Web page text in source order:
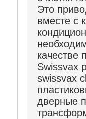
Это
вместе с
качестве
Swissvax
swissvax
дверные